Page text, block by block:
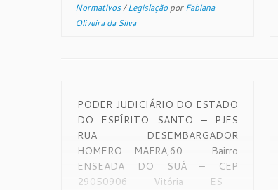
Normativos/LegislaçãoporFabiana
Oliveira da Silva
PODER JUDICIÁRIO DO ESTADO
DO ESPÍRITO SANTO – PJES
RUA DESEMBARGADOR
HOMERO MAFRA,60 – Bairro
ENSEADA DO SUÁ – CEP
29050906 – Vitória – ES –